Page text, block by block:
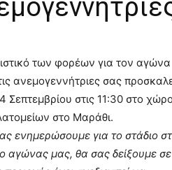
των φορέων για τον αγώνα
ανεμογεννήτριες σας
Σεπτεμβρίου στις 11:30 στο
στο Μαράθι.
ενημερώσουμε για το στάδιο
ο αγώνας μας, θα σας δείξουμε